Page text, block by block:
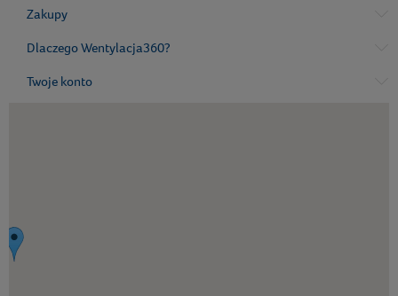
Zakupy
Dlaczego Wentylacja360?
Twoje konto